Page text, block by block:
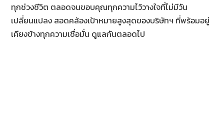
ทุกช่วงชีวิต ตลอดจนขอบคุณทุกความไว้วางใจที่ไม่มีวัน
เปลี่ยนแปลง สอดคล้องเป้าหมายสูงสุดของบริษัทฯ ที่พร้อมอยู่
เคียงข้างทุกความเชื่อมั่น ดูแลกันตลอดไป